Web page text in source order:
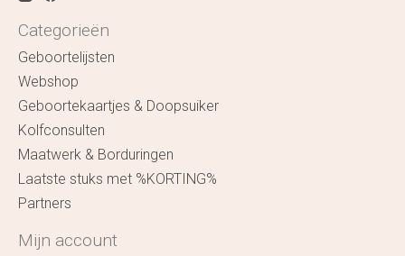
Categorieën
Geboortelijsten
Webshop
Geboortekaartjes & Doopsuiker
Kolfconsulten
Maatwerk & Borduringen
Laatste stuks met %KORTING%
Partners
Mijn account